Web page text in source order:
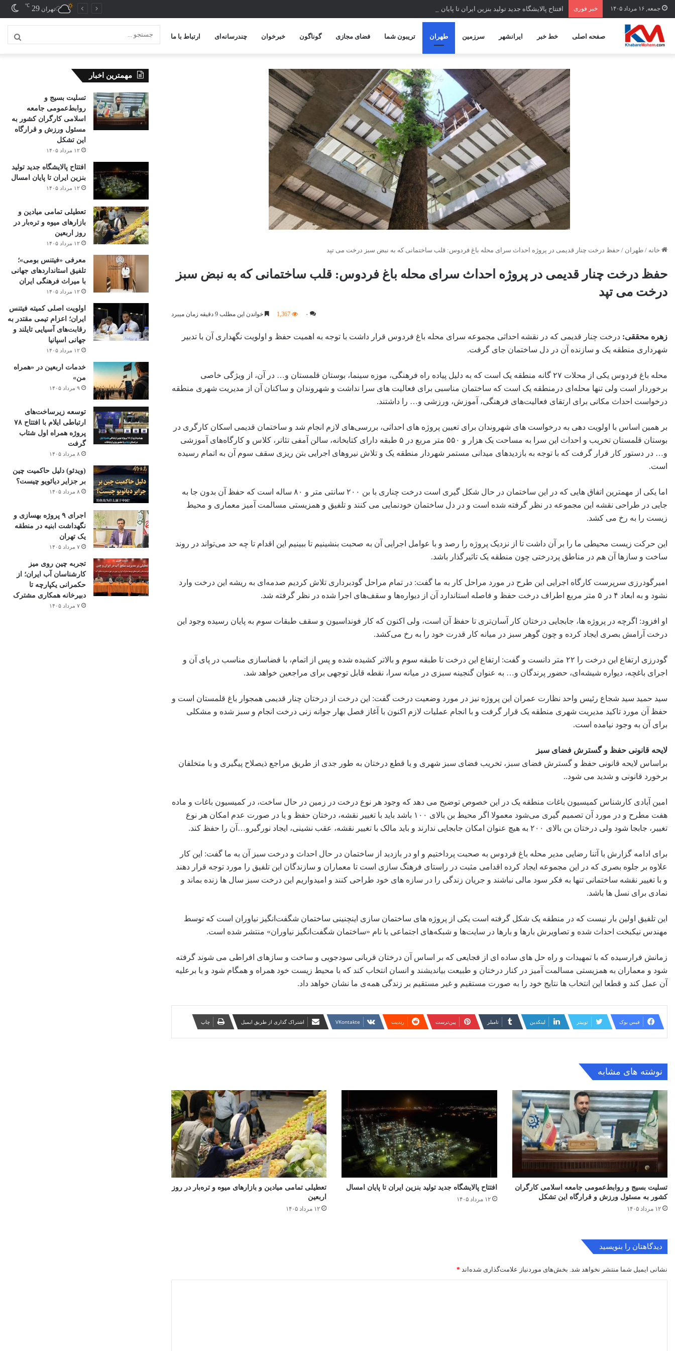
جمعه, ۱۶ مرداد ۱۴۰۵ خبر فوری افتتاح ‌پالایشگاه جدید تولید بنزین ایران تا پایان امسال تهران 29
℃
صفحه اصلی خط خبر ایرانشهر سرزمین طهران تریبون شما فضای مجازی گوناگون خبرخوان چندرسانه‌ای ارتباط با ما
خانه / طهران / حفظ درخت چنار قدیمی در پروژه احداث سرای محله باغ فردوس: قلب ساختمانی که به نبض سبز درخت می تپد
حفظ درخت چنار قدیمی در پروژه احداث سرای محله باغ فردوس: قلب ساختمانی که به نبض سبز
درخت می تپد
۰ 1,367 خواندن این مطلب 9 دقیقه زمان میبرد
زهره محققی: درخت چنار قدیمی که در نقشه احداثی مجموعه سرای محله باغ فردوس قرار داشت با توجه به اهمیت حفظ و اولویت نگهداری آن با تدبیر
شهرداری منطقه یک و سازنده آن در دل ساختمان جای گرفت.
محله باغ فردوس یکی از محلات ۲۷ گانه منطقه یک است که به دلیل پیاده راه فرهنگی، موزه سینما، بوستان قلمستان و… در آن، از ویژگی خاصی
برخوردار است ولی تنها محله‌ای درمنطقه یک است که ساختمان مناسبی برای فعالیت های سرا نداشت و شهروندان و ساکنان آن از مدیریت شهری منطقه
درخواست احداث مکانی برای ارتقای فعالیت‌های فرهنگی، آموزش، ورزشی و… را داشتند.
بر همین اساس با اولویت دهی به درخواست های شهروندان برای تعیین پروژه های احداثی، بررسی‌های لازم انجام شد و ساختمان قدیمی اسکان کارگری در
بوستان قلمستان تخریب و احداث این سرا به مساحت یک هزار و ۵۵۰ متر مربع در ۵ طبقه دارای کتابخانه، سالن آمفی تئاتر، کلاس و کارگاه‌های آموزشی
و… در دستور کار قرار گرفت که با توجه به بازدیدهای میدانی مستمر شهردار منطقه یک و تلاش نیروهای اجرایی بتن ریزی سقف سوم آن به اتمام رسیده
است.
اما یکی از مهمترین اتفاق هایی که در این ساختمان در حال شکل گیری است درخت چناری با بن ۲۰۰ سانتی متر و ۸۰ ساله است که حفظ آن بدون جا به
جایی در طراحی نقشه این مجموعه در نظر گرفته شده است و در دل ساختمان خودنمایی می کنند و تلفیق و همزیستی مسالمت آمیز معماری و محیط
زیست را به رخ می کشد.
این حرکت زیست محیطی ما را بر آن داشت تا از نزدیک پروژه را رصد و با عوامل اجرایی آن به صحبت بنشینیم تا ببینیم این اقدام تا چه حد می‌تواند در روند
ساخت و سازها آن هم در مناطق پردرختی چون منطقه یک تاثیرگذار باشد.
امیرگودرزی سرپرست کارگاه اجرایی این طرح در مورد مراحل کار به ما گفت: در تمام مراحل گودبرداری تلاش کردیم صدمه‌ای به ریشه این درخت وارد
نشود و به ابعاد ۴ در ۵ متر مربع اطراف درخت حفظ و فاصله استاندارد آن از دیواره‌ها و سقف‌های اجرا شده در نظر گرفته شد.
او افزود: اگرچه در پروژه ها، جابجایی درختان کار آسان‌تری تا حفظ آن است، ولی اکنون که کار فونداسیون و سقف طبقات سوم به پایان رسیده وجود این
درخت آرامش بصری ایجاد کرده و چون گوهر سبز در میانه کار قدرت خود را به رخ می‌کشد.
گودرزی ارتفاع این درخت را ۲۲ متر دانست و گفت: ارتفاع این درخت تا طبقه سوم و بالاتر کشیده شده و پس از اتمام، با فضاسازی مناسب در پای آن و
اجرای باغچه، دیواره شیشه‌ای، حضور پرندگان و… به عنوان گنجینه سبزی در میانه سرا، نقطه قابل توجهی برای مراجعین خواهد شد.
سید حمید سید شجاع رئیس واحد نظارت عمران این پروژه نیز در مورد وضعیت درخت گفت: این درخت از درختان چنار قدیمی همجوار باغ قلمستان است و
حفظ آن مورد تاکید مدیریت شهری منطقه یک قرار گرفت و با انجام عملیات لازم اکنون با آغاز فصل بهار جوانه زنی درخت انجام و سبز شده و مشکلی
برای آن به وجود نیامده است.
لایحه قانونی حفظ و گسترش فضای سبز
براساس لایحه قانونی حفظ و گسترش فضای سبز، تخریب فضای سبز شهری و یا قطع درختان به طور جدی از طریق مراجع ذیصلاح پیگیری و با متخلفان
برخورد قانونی و شدید می شود..
امین آبادی کارشناس کمیسیون باغات منطقه یک در این خصوص توضیح می دهد که وجود هر نوع درخت در زمین در حال ساخت، در کمیسیون باغات و ماده
هفت مطرح و در مورد آن تصمیم گیری می‌شود معمولا اگر محیط بن بالای ۱۰۰ باشد باید با تغییر نقشه، درختان حفظ و یا در صورت عدم امکان هر نوع
تغییر، جابجا شود ولی درختان بن بالای ۲۰۰ به هیچ عنوان امکان جابجایی ندارند و باید مالک با تغییر نقشه، عقب نشینی، ایجاد نورگیرو…آن را حفظ کند.
برای ادامه گزارش با آتنا رضایی مدیر محله باغ فردوس به صحبت پرداختیم و او در بازدید از ساختمان در حال احداث و درخت سبز آن به ما گفت: این کار
علاوه بر جلوه بصری که در این مجموعه ایجاد کرده اقدامی مثبت در راستای فرهنگ سازی است تا معماران و سازندگان این تلفیق را مورد توجه قرار دهند
و با تغییر نقشه ساختمانی تنها به فکر سود مالی نباشند و جریان زندگی را در سازه های خود طراحی کنند و امیدواریم این درخت سبز سال ها زنده بماند و
نمادی برای نسل ها باشد.
این تلفیق اولین بار نیست که در منطقه یک شکل گرفته است یکی از پروژه های ساختمان سازی اینچنینی ساختمان شگفت‌انگیز نیاوران است که توسط
مهندس نیکبخت احداث شده و تصاویرش بارها و بارها در سایت‌ها و شبکه‌های اجتماعی با نام «ساختمان شگفت‌انگیز نیاوران» منتشر شده است.
زمانش فرارسیده که با تمهیدات و راه حل های ساده ای از فجایعی که بر اساس آن درختان قربانی سودجویی و ساخت و سازهای افراطی می شوند گرفته
شود و معماران به همزیستی مسالمت آمیز در کنار درختان و طبیعت بیاندیشند و انسان انتخاب کند که با محیط زیست خود همراه و همگام شود و یا برعلیه
آن عمل کند و قطعا این انتخاب ها نتایج خود را به صورت مستقیم و غیر مستقیم بر زندگی همه‌ی ما نشان خواهد داد.
فیس بوک توییتر لینکدین ‫تامبلر ‫پین‌ترست ‫رددیت ‫VKontakte اشتراک گذاری از طریق ایمیل چاپ
نوشته های مشابه
تسلیت بسیج و روابط‌عمومی جامعه اسلامی کارگران
کشور به مسئول ورزش و قرارگاه این تشکل
۱۲ مرداد ۱۴۰۵
افتتاح ‌پالایشگاه جدید تولید بنزین ایران تا پایان امسال
۱۲ مرداد ۱۴۰۵
تعطیلی تمامی میادین و بازارهای میوه و تره‌بار در روز
اربعین
۱۲ مرداد ۱۴۰۵
دیدگاهتان را بنویسید
نشانی ایمیل شما منتشر نخواهد شد. بخش‌های موردنیاز علامت‌گذاری شده‌اند *
مهمترین اخبار
تسلیت بسیج و
روابط‌عمومی جامعه
اسلامی کارگران کشور به
مسئول ورزش و قرارگاه
این تشکل
۱۲ مرداد ۱۴۰۵
افتتاح ‌پالایشگاه جدید تولید
بنزین ایران تا پایان امسال
۱۲ مرداد ۱۴۰۵
تعطیلی تمامی میادین و
بازارهای میوه و تره‌بار در
روز اربعین
۱۲ مرداد ۱۴۰۵
معرفی «فیتنس بومی»؛
تلفیق استانداردهای جهانی
با میراث فرهنگی ایران
۱۲ مرداد ۱۴۰۵
اولویت اصلی کمیته فیتنس
ایران؛ اعزام تیمی مقتدر به
رقابت‌های آسیایی تایلند و
جهانی اسپانیا
۱۲ مرداد ۱۴۰۵
خدمات اربعین در «همراه
من»
۹ مرداد ۱۴۰۵
توسعه زیرساخت‌های
ارتباطی ایلام با افتتاح ۷۸
پروژه همراه اول شتاب
گرفت
۸ مرداد ۱۴۰۵
(ویدئو) دلیل حاکمیت چین
بر جزایر دیائویو چیست؟
۸ مرداد ۱۴۰۵
اجرای ۹ پروژه بهسازی و
نگهداشت ابنیه در منطقه
یک تهران
۷ مرداد ۱۴۰۵
تجربه چین روی میز
کارشناسان آب ایران؛ از
حکمرانی یکپارچه تا
دبیرخانه همکاری مشترک
۷ مرداد ۱۴۰۵